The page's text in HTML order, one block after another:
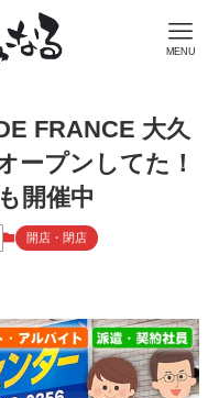
MENU
FRANCE 大久
ープンしてた！
開催中
開店・閉店